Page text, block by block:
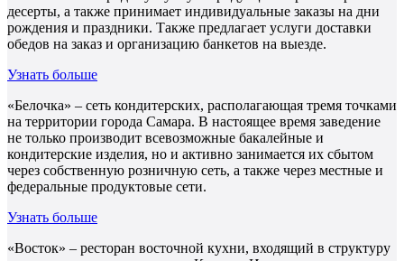
десерты, а также принимает индивидуальные заказы на дни
рождения и праздники. Также предлагает услуги доставки
обедов на заказ и организацию банкетов на выезде.
Узнать больше
«Белочка» – сеть кондитерских, располагающая тремя точками
на территории города Самара. В настоящее время заведение
не только производит всевозможные бакалейные и
кондитерские изделия, но и активно занимается их сбытом
через собственную розничную сеть, а также через местные и
федеральные продуктовые сети.
Узнать больше
«Восток» – ресторан восточной кухни, входящий в структуру